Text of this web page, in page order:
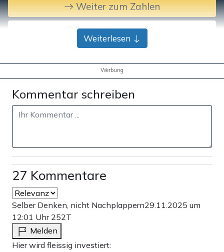
Weiter zum Zahlen
Bank-Überweisung
Weiterlesen
Werbung
Kommentar schreiben
27 Kommentare
Selber Denken, nicht Nachplappern29.11.2025 um
12:01 Uhr 252T
Melden
Hier wird fleissig investiert: